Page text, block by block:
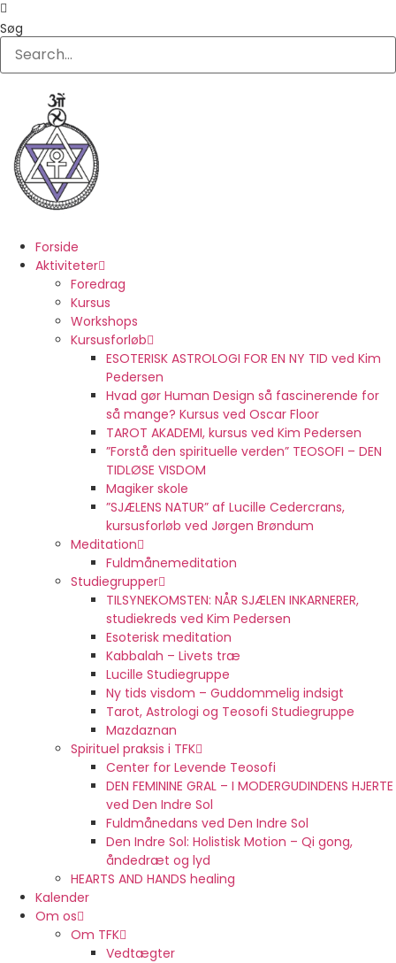
Søg
Forside
Aktiviteter
Foredrag
Kursus
Workshops
Kursusforløb
ESOTERISK ASTROLOGI FOR EN NY TID ved Kim
Pedersen
Hvad gør Human Design så fascinerende for
så mange? Kursus ved Oscar Floor
TAROT AKADEMI, kursus ved Kim Pedersen
”Forstå den spirituelle verden” TEOSOFI – DEN
TIDLØSE VISDOM
Magiker skole
”SJÆLENS NATUR” af Lucille Cedercrans,
kursusforløb ved Jørgen Brøndum
Meditation
Fuldmånemeditation
Studiegrupper
TILSYNEKOMSTEN: NÅR SJÆLEN INKARNERER,
studiekreds ved Kim Pedersen
Esoterisk meditation
Kabbalah – Livets træ
Lucille Studiegruppe
Ny tids visdom – Guddommelig indsigt
Tarot, Astrologi og Teosofi Studiegruppe
Mazdaznan
Spirituel praksis i TFK
Center for Levende Teosofi
DEN FEMININE GRAL – I MODERGUDINDENS HJERTE
ved Den Indre Sol
Fuldmånedans ved Den Indre Sol
Den Indre Sol: Holistisk Motion – Qi gong,
åndedræt og lyd
HEARTS AND HANDS healing
Kalender
Om os
Om TFK
Vedtægter